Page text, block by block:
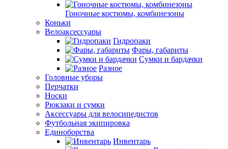
Гоночные костюмы, комбинезоны
Коньки
Велоаксессуары
Гидропаки
Фары, габариты
Сумки и бардачки
Разное
Головные уборы
Перчатки
Носки
Рюкзаки и сумки
Аксессуары для велосипедистов
Футбольная экипировка
Единоборства
Инвентарь